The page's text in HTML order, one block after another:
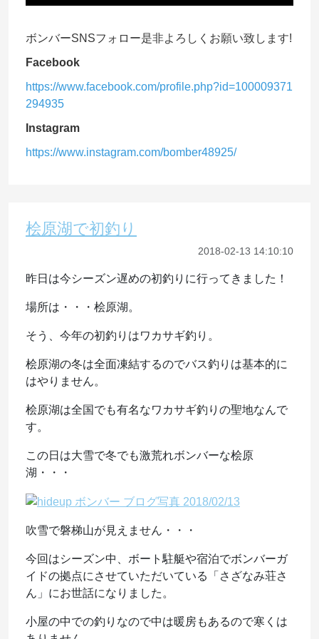
ボンバーSNSフォロー是非よろしくお願い致します!
Facebook
https://www.facebook.com/profile.php?id=100009371
294935
Instagram
https://www.instagram.com/bomber48925/
桧原湖で初釣り
2018-02-13 14:10:10
昨日は今シーズン遅めの初釣りに行ってきました！
場所は・・・桧原湖。
そう、今年の初釣りはワカサギ釣り。
桧原湖の冬は全面凍結するのでバス釣りは基本的に
はやりません。
桧原湖は全国でも有名なワカサギ釣りの聖地なんで
す。
この日は大雪で冬でも激荒れボンバーな桧原
湖・・・
吹雪で磐梯山が見えません・・・
今回はシーズン中、ボート駐艇や宿泊でボンバーガ
イドの拠点にさせていただいている「さざなみ荘さ
ん」にお世話になりました。
小屋の中での釣りなので中は暖房もあるので寒くは